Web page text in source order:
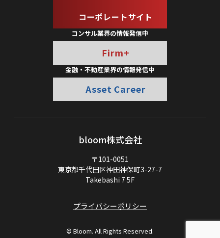
bloom株式会社
〒101-0051
東京都千代田区神田神保町3-27-7
Takebashi 7 5F
プライバシーポリシー
© Bloom. All Rights Reserved.
コーポレートサイト
コンサル業界の情報発信中
Firm+
金融・不動産業界の情報発信中
Asset Career